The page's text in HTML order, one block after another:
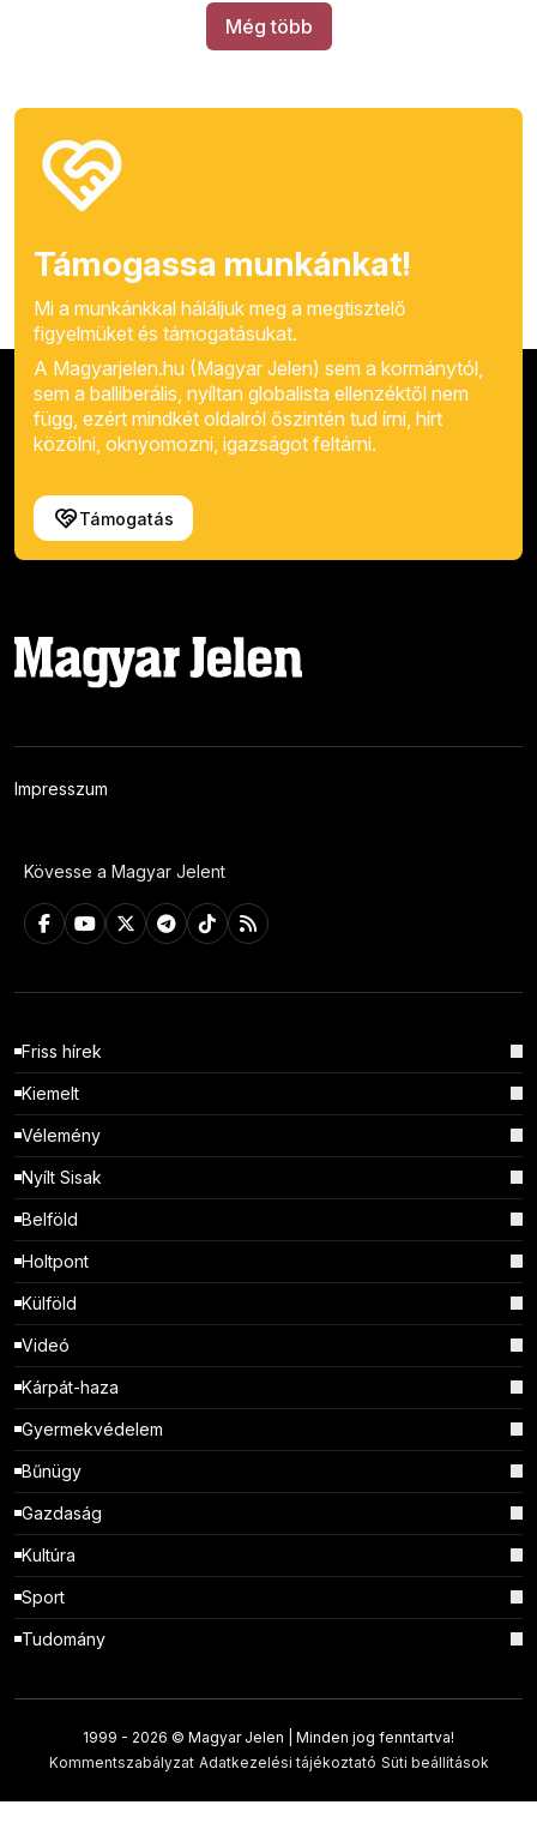
Még több
Támogassa munkánkat!
Mi a munkánkkal háláljuk meg a megtisztelő
figyelmüket és támogatásukat.
A Magyarjelen.hu (Magyar Jelen) sem a kormánytól,
sem a balliberális, nyíltan globalista ellenzéktől nem
függ, ezért mindkét oldalról őszintén tud írni, hírt
közölni, oknyomozni, igazságot feltárni.
Támogatás
Impresszum
Kövesse a Magyar Jelent
Friss hírek
Kiemelt
Vélemény
Nyílt Sisak
Belföld
Holtpont
Külföld
Videó
Kárpát-haza
Gyermekvédelem
Bűnügy
Gazdaság
Kultúra
Sport
Tudomány
1999 - 2026 © Magyar Jelen | Minden jog fenntartva!
Kommentszabályzat Adatkezelési tájékoztató Süti beállítások